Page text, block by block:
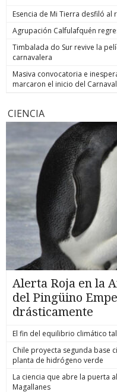
Esencia de Mi Tierra desfiló
Agrupación Calfulafquén
Timbalada do Sur revive la
carnavalera
Masiva convocatoria e
marcaron el inicio del
CIENCIA
Alerta Roja en la
del Pingüino
drásticamente
El fin del equilibrio climático
Chile proyecta segunda base
planta de hidrógeno verde
La ciencia que abre la puerta
Magallanes